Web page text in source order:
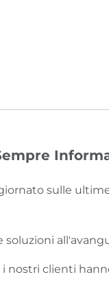
sulle
i nostri clienti